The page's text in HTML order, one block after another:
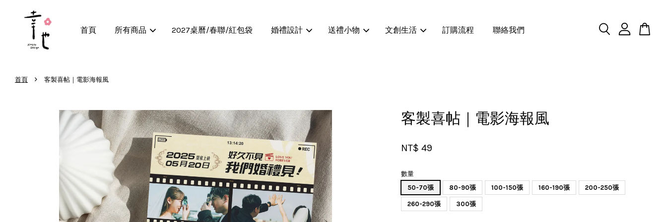
首頁 所有商品 2027桌曆/春聯/紅包袋 婚禮設計 送禮小物 文創生活 訂購流程 聯絡我們
首頁 › 客製喜帖｜電影海報風
客製喜帖｜電影海報風
NT$ 49
數量
50-70張
80-90張 100-150張 160-190張 200-250張
260-290張 300張
繼續購物